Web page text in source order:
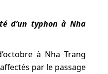
d’un typhon à Nha
à Nha Trang
par le passage